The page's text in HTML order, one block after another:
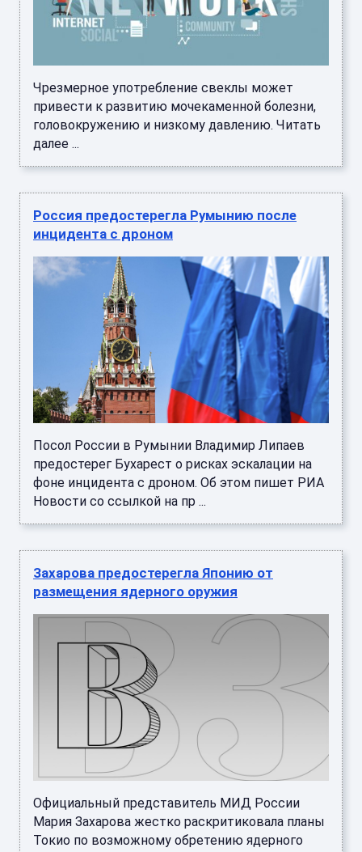
Чрезмерное употребление свеклы может
привести к развитию мочекаменной болезни,
головокружению и низкому давлению. Читать
далее ...
Россия предостерегла Румынию после
инцидента с дроном
Посол России в Румынии Владимир Липаев
предостерег Бухарест о рисках эскалации на
фоне инцидента с дроном. Об этом пишет РИА
Новости со ссылкой на пр ...
Захарова предостерегла Японию от
размещения ядерного оружия
Официальный представитель МИД России
Мария Захарова жестко раскритиковала планы
Токио по возможному обретению ядерного